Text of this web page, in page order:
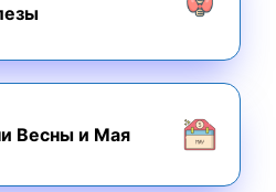
Весны и Мая